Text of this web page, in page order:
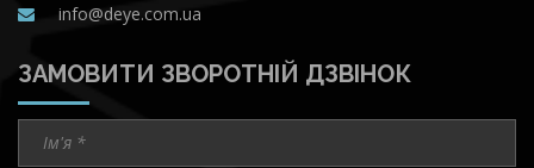
info@deye.com.ua
ЗАМОВИТИ ЗВОРОТНІЙ ДЗВІНОК